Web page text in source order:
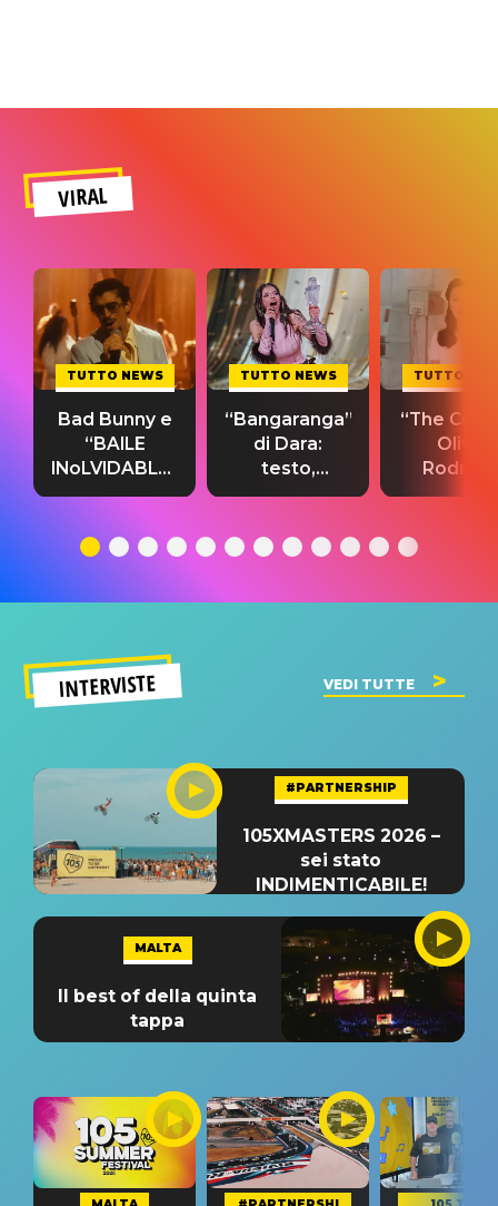
VIRAL
TUTTO NEWS
Bad Bunny e
“BAILE
INoLVIDABLE”:
testo,
significato
TUTTO NEWS
“Bangaranga”
di Dara:
testo,
traduzione e
del singolo
TUTTO
“The
Olivia
testo,
INTERVISTE VEDI TUTTE
#PARTNERSHIP
105XMASTERS 2026 –
sei stato
INDIMENTICABILE!
MALTA
Il best of della quinta
tappa